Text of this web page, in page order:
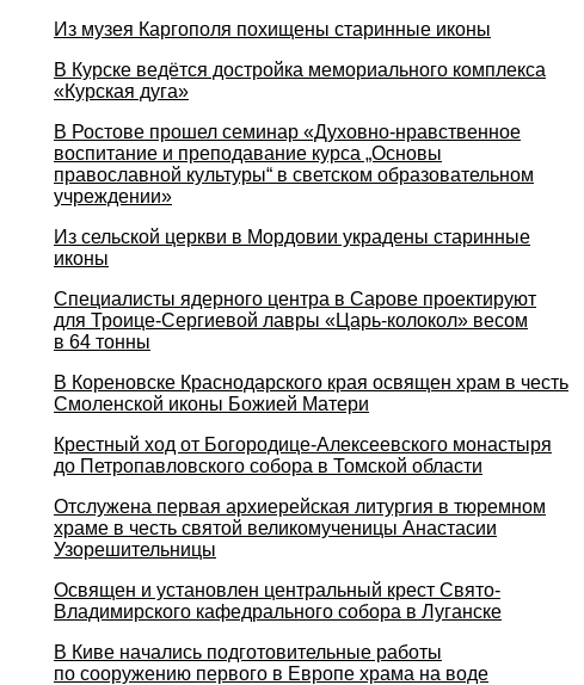
Из музея Каргополя похищены старинные иконы
В Курске ведётся достройка мемориального комплекса
«Курская дуга»
В Ростове прошел семинар «Духовно-нравственное
воспитание и преподавание курса „Основы
православной культуры“ в светском образовательном
учреждении»
Из сельской церкви в Мордовии украдены старинные
иконы
Специалисты ядерного центра в Сарове проектируют
для Троице-Сергиевой лавры «Царь-колокол» весом
в 64 тонны
В Кореновске Краснодарского края освящен храм в честь
Смоленской иконы Божией Матери
Крестный ход от Богородице-Алексеевского монастыря
до Петропавловского собора в Томской области
Отслужена первая архиерейская литургия в тюремном
храме в честь святой великомученицы Анастасии
Узорешительницы
Освящен и установлен центральный крест Свято-
Владимирского кафедрального собора в Луганске
В Киве начались подготовительные работы
по сооружению первого в Европе храма на воде